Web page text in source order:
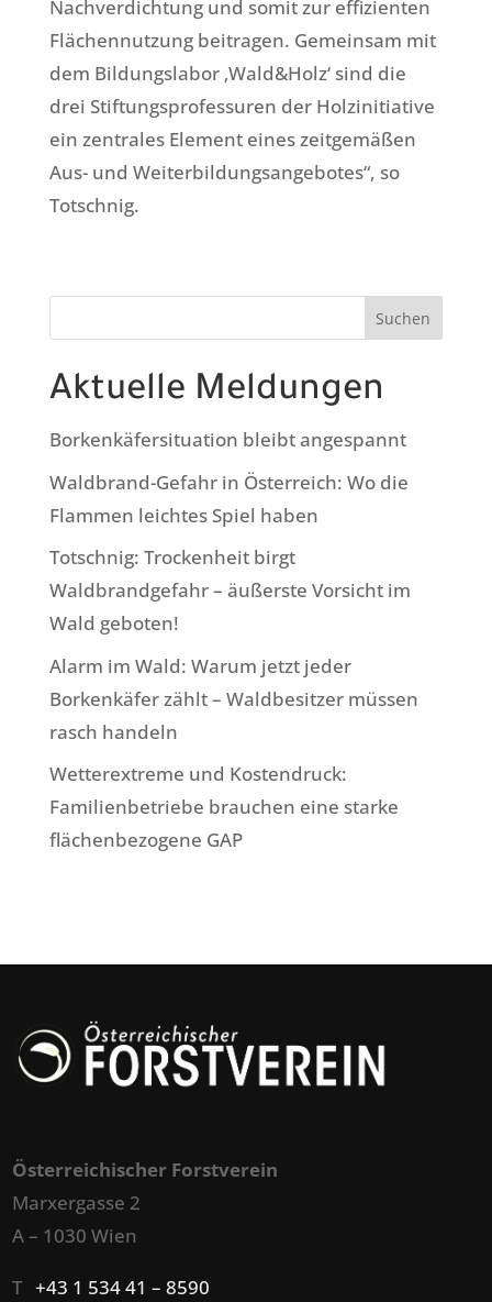
Nachverdichtung und somit zur effizienten
Flächennutzung beitragen. Gemeinsam mit
dem Bildungslabor ‚Wald&Holz‘ sind die
drei Stiftungsprofessuren der Holzinitiative
ein zentrales Element eines zeitgemäßen
Aus- und Weiterbildungsangebotes“, so
Totschnig.
Suchen
Aktuelle Meldungen
Borkenkäfersituation bleibt angespannt
Waldbrand-Gefahr in Österreich: Wo die
Flammen leichtes Spiel haben
Totschnig: Trockenheit birgt
Waldbrandgefahr – äußerste Vorsicht im
Wald geboten!
Alarm im Wald: Warum jetzt jeder
Borkenkäfer zählt – Waldbesitzer müssen
rasch handeln
Wetterextreme und Kostendruck:
Familienbetriebe brauchen eine starke
flächenbezogene GAP
Österreichischer Forstverein
Marxergasse 2
A – 1030 Wien
T+43 1 534 41 – 8590